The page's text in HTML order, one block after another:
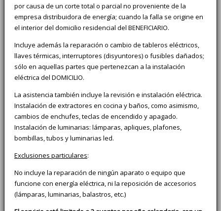
por causa de un corte total o parcial no proveniente de la
empresa distribuidora de energía; cuando la falla se origine en
el interior del domicilio residencial del BENEFICIARIO.
Incluye además la reparación o cambio de tableros eléctricos,
llaves térmicas, interruptores (disyuntores) o fusibles dañados;
sólo en aquellas partes que pertenezcan a la instalación
eléctrica del DOMICILIO.
La asistencia también incluye la revisión e instalación eléctrica.
Instalación de extractores en cocina y baños, como asimismo,
cambios de enchufes, teclas de encendido y apagado.
Instalación de luminarias: lámparas, apliques, plafones,
bombillas, tubos y luminarias led.
Exclusiones particulares:
No incluye la reparación de ningún aparato o equipo que
funcione con energía eléctrica, ni la reposición de accesorios
(lámparas, luminarias, balastros, etc.)